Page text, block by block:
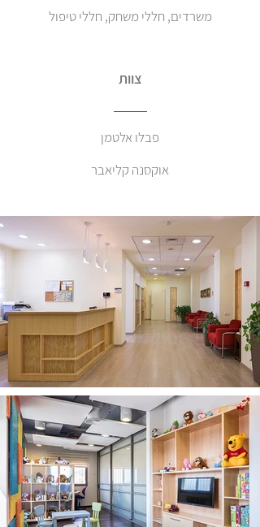
משרדים, חללי משחק, חללי טיפול
צוות
פבלו אלטמן
אוקסנה קליאבר